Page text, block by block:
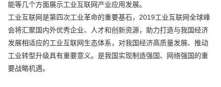
能等几个方面展示工业互联网产业应用发展。
工业互联网是第四次工业革命的重要基石，2019工业互联网全球峰
会将汇聚国内外优秀企业、人才和创新资源，助力打造与我国经济
发展相适应的工业互联网生态体系，对我国经济高质量发展、推动
工业转型升级具有重要意义。是我国实现制造强国、网络强国的重
要战略机遇。